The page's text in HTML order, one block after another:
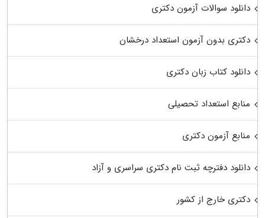
دانلود سوالات آزمون دکتری
دکتری بدون آزمون استعداد درخشان
دانلود کتاب زبان دکتری
منابع استعداد تحصیلی
منابع آزمون دکتری
دانلود دفترچه ثبت نام دکتری سراسری و آزاد
دکتری خارج از کشور